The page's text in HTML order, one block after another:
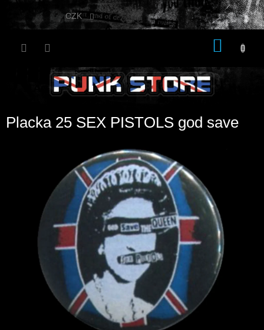
Přejít
CZK
Placka 25 SEX PISTOLS god save